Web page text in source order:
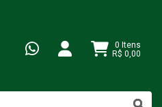
0 Itens
R$ 0,00